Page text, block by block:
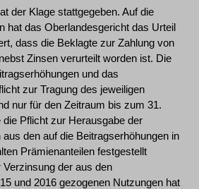
der Klage stattgegeben. Auf die
hat das Oberlandesgericht das Urteil
dass die Beklagte zur Zahlung von
Zinsen verurteilt worden ist. Die
und das
zur Tragung des jeweiligen
nur für den Zeitraum bis zum 31.
Pflicht zur Herausgabe der
den auf die Beitragserhöhungen in
Prämienanteilen festgestellt
der aus den
und 2016 gezogenen Nutzungen hat